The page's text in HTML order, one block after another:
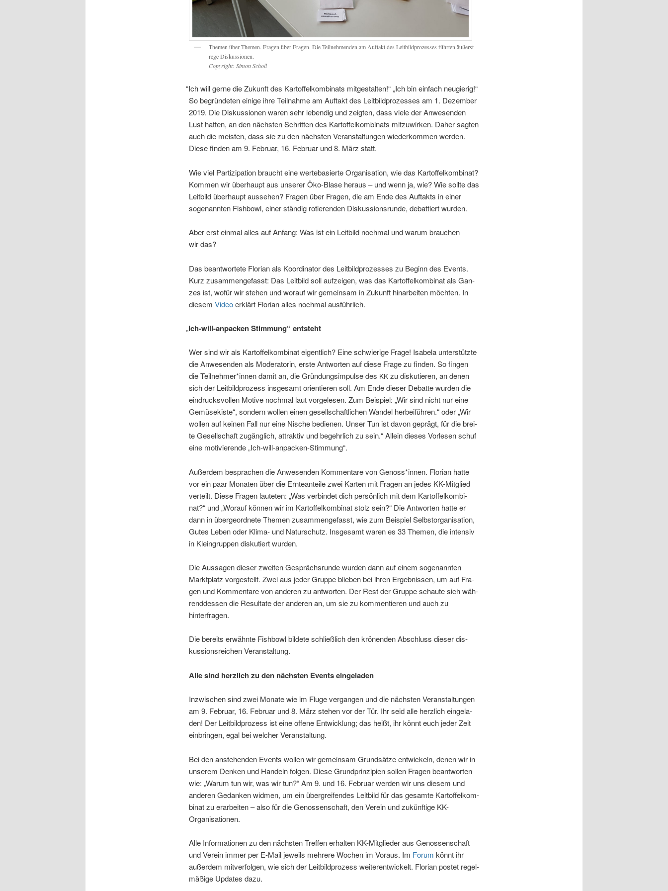
The­men über The­men. Fra­gen über Fra­gen. Die Teil­neh­men­den am Auf­takt des Leit­bild­pro­zes­ses führ­ten äußerst
rege Dis­kus­sio­nen.
Copy­right: Simon Scholl
“Ich will ger­ne die Zukunft des Kar­tof­fel­kom­bi­nats mit­ge­stal­ten!“ „Ich bin ein­fach neu­gie­rig!“
So begrün­de­ten eini­ge ihre Teil­nah­me am Auf­takt des Leit­bild­pro­zes­ses am 1. Dezem­ber
2019. Die Dis­kus­sio­nen waren sehr leben­dig und zeig­ten, dass vie­le der Anwe­sen­den
Lust hat­ten, an den nächs­ten Schrit­ten des Kar­tof­fel­kom­bi­nats mit­zu­wir­ken. Daher sag­ten
auch die meis­ten, dass sie zu den nächs­ten Ver­an­stal­tun­gen wie­der­kom­men wer­den.
Die­se fin­den am 9. Febru­ar, 16. Febru­ar und 8. März statt.
Wie viel Par­ti­zi­pa­ti­on braucht eine wer­te­ba­sier­te Orga­ni­sa­ti­on, wie das Kar­tof­fel­kom­bi­nat?
Kom­men wir über­haupt aus unse­rer Öko-Bla­se her­aus – und wenn ja, wie? Wie soll­te das
Leit­bild über­haupt aus­se­hen? Fra­gen über Fra­gen, die am Ende des Auf­takts in einer
soge­nann­ten Fish­bowl, einer stän­dig rotie­ren­den Dis­kus­si­ons­run­de, debat­tiert wurden.
Aber erst ein­mal alles auf Anfang: Was ist ein Leit­bild noch­mal und war­um brau­chen
wir das?
Das beant­wor­te­te Flo­ri­an als Koor­di­na­tor des Leit­bild­pro­zes­ses zu Beginn des Events.
Kurz zusam­men­ge­fasst: Das Leit­bild soll auf­zei­gen, was das Kar­tof­fel­kom­bi­nat als Gan­
zes ist, wofür wir ste­hen und wor­auf wir gemein­sam in Zukunft hin­ar­bei­ten möch­ten. In
die­sem Videoerklärt Flo­ri­an alles noch­mal ausführlich.
„Ich-will-anpa­cken Stim­mung“ entsteht
Wer sind wir als Kar­tof­fel­kom­bi­nat eigent­lich? Eine schwie­ri­ge Fra­ge! Isa­be­la unter­stütz­te
die Anwe­sen­den als Mode­ra­to­rin, ers­te Ant­wor­ten auf die­se Fra­ge zu fin­den. So fin­gen
die Teilnehmer*innen damit an, die Grün­dungs­im­pul­se des KKzu dis­ku­tie­ren, an denen
sich der Leit­bild­pro­zess ins­ge­samt ori­en­tie­ren soll. Am Ende die­ser Debat­te wur­den die
ein­drucks­vol­len Moti­ve noch­mal laut vor­ge­le­sen. Zum Bei­spiel: „Wir sind nicht nur eine
Gemü­se­kis­te“, son­dern wol­len einen gesell­schaft­li­chen Wan­del her­bei­füh­ren.“ oder „Wir
wol­len auf kei­nen Fall nur eine Nische bedie­nen. Unser Tun ist davon geprägt, für die brei­
te Gesell­schaft zugäng­lich, attrak­tiv und begehr­lich zu sein.“ Allein die­ses Vor­le­sen schuf
eine moti­vie­ren­de „Ich-will-anpa­cken-Stim­mung“.
Außer­dem bespra­chen die Anwe­sen­den Kom­men­ta­re von Genoss*innen. Flo­ri­an hat­te
vor ein paar Mona­ten über die Ern­te­an­tei­le zwei Kar­ten mit Fra­gen an jedes KK-Mit­glied
ver­teilt. Die­se Fra­gen lau­te­ten: „Was ver­bin­det dich per­sön­lich mit dem Kar­tof­fel­kom­bi­
nat?“ und „Wor­auf kön­nen wir im Kar­tof­fel­kom­bi­nat stolz sein?“ Die Ant­wor­ten hat­te er
dann in über­ge­ord­ne­te The­men zusam­men­ge­fasst, wie zum Bei­spiel Selbst­or­ga­ni­sa­ti­on,
Gutes Leben oder Kli­ma- und Natur­schutz. Ins­ge­samt waren es 33 The­men, die inten­siv
in Klein­grup­pen dis­ku­tiert wurden.
Die Aus­sa­gen die­ser zwei­ten Gesprächs­run­de wur­den dann auf einem soge­nann­ten
Markt­platz vor­ge­stellt. Zwei aus jeder Grup­pe blie­ben bei ihren Ergeb­nis­sen, um auf Fra­
gen und Kom­men­ta­re von ande­ren zu ant­wor­ten. Der Rest der Grup­pe schau­te sich wäh­
rend­des­sen die Resul­ta­te der ande­ren an, um sie zu kom­men­tie­ren und auch zu
hinterfragen.
Die bereits erwähn­te Fish­bowl bil­de­te schließ­lich den krö­nen­den Abschluss die­ser dis­
kus­si­ons­rei­chen Veranstaltung.
Alle sind herz­lich zu den nächs­ten Events eingeladen
Inzwi­schen sind zwei Mona­te wie im Flu­ge ver­gan­gen und die nächs­ten Ver­an­stal­tun­gen
am 9. Febru­ar, 16. Febru­ar und 8. März ste­hen vor der Tür. Ihr seid alle herz­lich ein­ge­la­
den! Der Leit­bild­pro­zess ist eine offe­ne Ent­wick­lung; das heißt, ihr könnt euch jeder Zeit
ein­brin­gen, egal bei wel­cher Veranstaltung.
Bei den anste­hen­den Events wol­len wir gemein­sam Grund­sät­ze ent­wi­ckeln, denen wir in
unse­rem Den­ken und Han­deln fol­gen. Die­se Grund­prin­zi­pi­en sol­len Fra­gen beant­wor­ten
wie: „War­um tun wir, was wir tun?“ Am 9. und 16. Febru­ar wer­den wir uns die­sem und
ande­ren Gedan­ken wid­men, um ein über­grei­fen­des Leit­bild für das gesam­te Kar­tof­fel­kom­
bi­nat zu erar­bei­ten – also für die Genos­sen­schaft, den Ver­ein und zukünf­ti­ge KK-
Organisationen.
Alle Infor­ma­tio­nen zu den nächs­ten Tref­fen erhal­ten KK-Mit­glie­der aus Genos­sen­schaft
und Ver­ein immer per E‑Mail jeweils meh­re­re Wochen im Vor­aus. Im Forum könnt ihr
außer­dem mit­ver­fol­gen, wie sich der Leit­bild­pro­zess wei­ter­ent­wi­ckelt. Flo­ri­an pos­tet regel­
mä­ßi­ge Updates dazu.